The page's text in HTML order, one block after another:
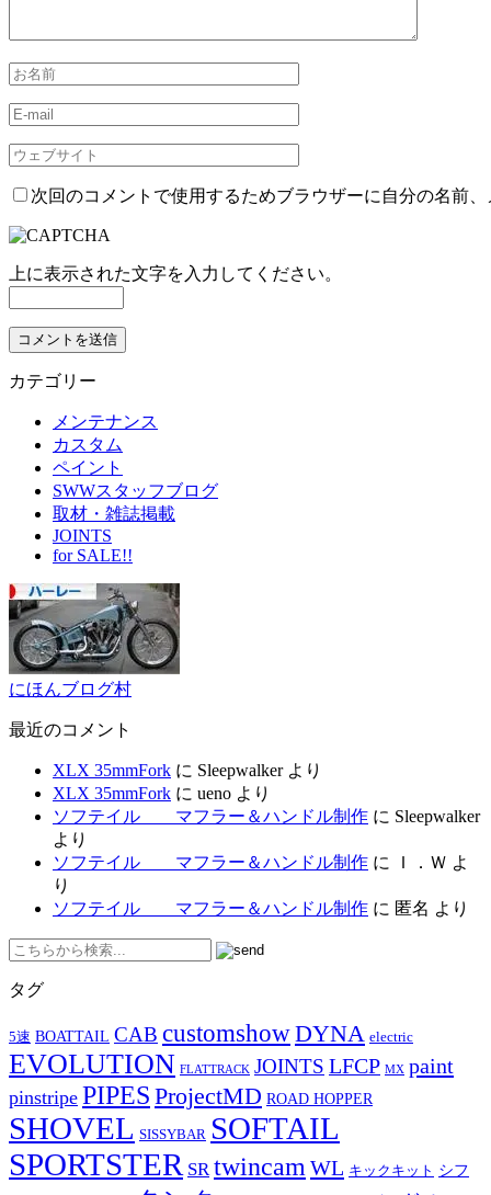
次回のコメントで使用するためブラウザーに自分の名前
上に表示された文字を入力してください。
カテゴリー
メンテナンス
カスタム
ペイント
SWWスタッフブログ
取材・雑誌掲載
JOINTS
for SALE!!
にほんブログ村
最近のコメント
XLX 35mmFork に Sleepwalkerより
XLX 35mmFork に ueno より
ソフテイル マフラー＆ハンドル制作 に Sleepwalker
より
ソフテイル マフラー＆ハンドル制作 に Ｉ．Ｗ よ
り
ソフテイル マフラー＆ハンドル制作 に 匿名 より
タグ
5速 BOATTAIL CAB customshowDYNA electric
EVOLUTION FLATTRACK JOINTS LFCP MX paint
pinstripe PIPES ProjectMD ROAD HOPPER
SHOVEL SISSYBAR SOFTAIL
SPORTSTER SR twincamWL キックキット シフ